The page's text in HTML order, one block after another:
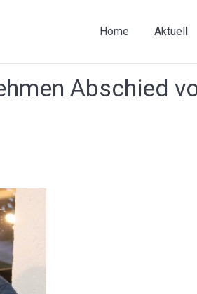
Home Aktuell
Abschied